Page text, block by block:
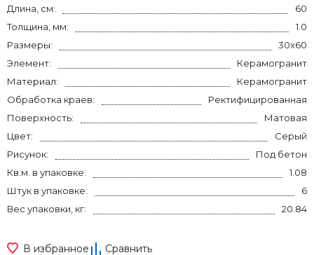
Длина, см:
60
Толщина, мм:
1.0
Размеры:
30x60
Элемент:
Керамогранит
Материал:
Керамогранит
Обработка краев:
Ректифицированная
Поверхность:
Матовая
Цвет:
Серый
Рисунок:
Под бетон
Кв.м. в упаковке:
1.08
Штук в упаковке:
6
Вес упаковки, кг:
20.84
В избранное Сравнить